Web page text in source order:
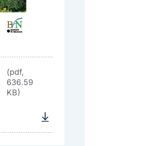
(pdf,
636.59
KB)